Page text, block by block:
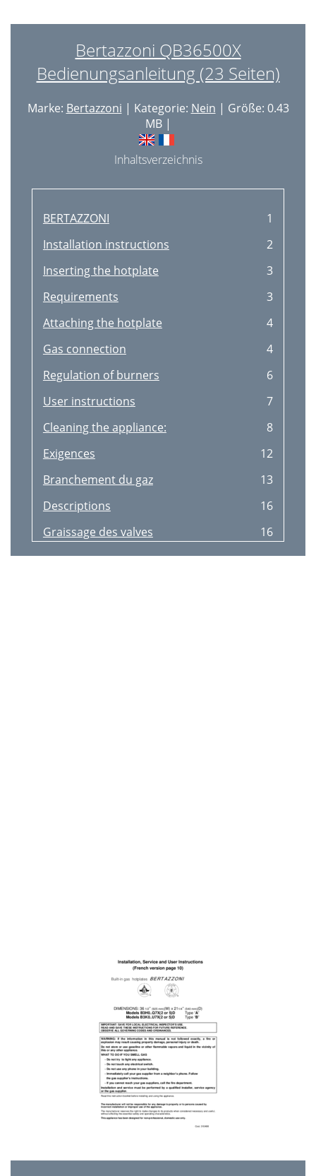
Bertazzoni QB36500X
Bedienungsanleitung (23 Seiten)
Marke: Bertazzoni | Kategorie: Nein | Größe: 0.43
MB |
Inhaltsverzeichnis
BERTAZZONI
1
Installation instructions
2
Inserting the hotplate
3
Requirements
3
Attaching the hotplate
4
Gas connection
4
Regulation of burners
6
User instructions
7
Cleaning the appliance:
8
Exigences
12
Branchement du gaz
13
Descriptions
16
Graissage des valves
16
Utilisation des brûleurs
17